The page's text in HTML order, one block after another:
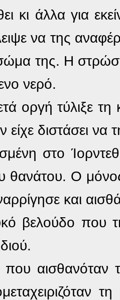
κι άλλα για
να της
σώμα της. Η
νερό.
οργή τύλιξε
είχε διστάσει
στο
θανάτου. Ο
και
βελούδο που
αισθανόταν